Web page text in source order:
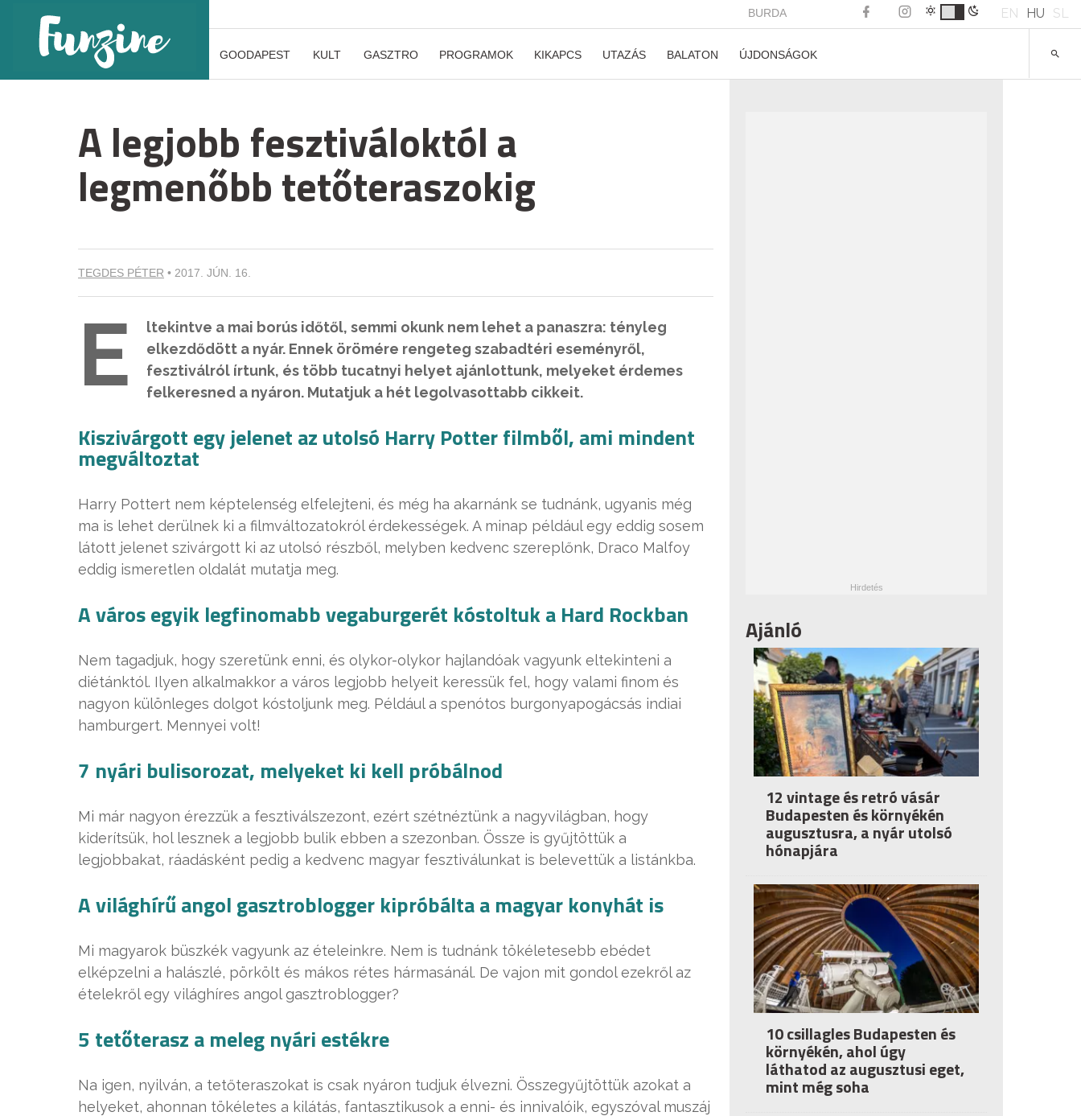
BURDA EN HU SL
GOODAPEST KULT GASZTRO PROGRAMOK KIKAPCS UTAZÁS BALATON ÚJDONSÁGOK
A legjobb fesztiváloktól a
legmenőbb tetőteraszokig
TEGDES PÉTER • 2017. JÚN. 16.
E
ltekintve a mai borús időtől, semmi okunk nem lehet a panaszra: tényleg
elkezdődött a nyár. Ennek örömére rengeteg szabadtéri eseményről,
fesztiválról írtunk, és több tucatnyi helyet ajánlottunk, melyeket érdemes
felkeresned a nyáron. Mutatjuk a hét legolvasottabb cikkeit.
Kiszivárgott egy jelenet az utolsó Harry Potter filmből, ami mindent
megváltoztat
Harry Pottert nem képtelenség elfelejteni, és még ha akarnánk se tudnánk, ugyanis még
ma is lehet derülnek ki a filmváltozatokról érdekességek. A minap például egy eddig sosem
látott jelenet szivárgott ki az utolsó részből, melyben kedvenc szereplőnk, Draco Malfoy
eddig ismeretlen oldalát mutatja meg.
A város egyik legfinomabb vegaburgerét kóstoltuk a Hard Rockban
Nem tagadjuk, hogy szeretünk enni, és olykor-olykor hajlandóak vagyunk eltekinteni a
diétánktól. Ilyen alkalmakkor a város legjobb helyeit keressük fel, hogy valami finom és
nagyon különleges dolgot kóstoljunk meg. Például a spenótos burgonyapogácsás indiai
hamburgert. Mennyei volt!
7 nyári bulisorozat, melyeket ki kell próbálnod
Mi már nagyon érezzük a fesztiválszezont, ezért szétnéztünk a nagyvilágban, hogy
kiderítsük, hol lesznek a legjobb bulik ebben a szezonban. Össze is gyűjtöttük a
legjobbakat, ráadásként pedig a kedvenc magyar fesztiválunkat is belevettük a listánkba.
A világhírű angol gasztroblogger kipróbálta a magyar konyhát is
Mi magyarok büszkék vagyunk az ételeinkre. Nem is tudnánk tökéletesebb ebédet
elképzelni a halászlé, pörkölt és mákos rétes hármasánál. De vajon mit gondol ezekről az
ételekről egy világhíres angol gasztroblogger?
5 tetőterasz a meleg nyári estékre
Na igen, nyilván, a tetőteraszokat is csak nyáron tudjuk élvezni. Összegyűjtöttük azokat a
helyeket, ahonnan tökéletes a kilátás, fantasztikusok a enni- és innivalóik, egyszóval muszáj
Ajánló
12 vintage és retró vásár
Budapesten és környékén
augusztusra, a nyár utolsó
hónapjára
10 csillagles Budapesten és
környékén, ahol úgy
láthatod az augusztusi eget,
mint még soha